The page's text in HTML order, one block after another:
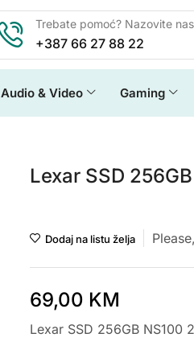
Trebate pomoć? Nazovite
+387 66 27 88 22
Audio & Video Gaming
Lexar SSD
Dodaj na listu želja
69,00 KM
Lexar SSD 256GB NS100